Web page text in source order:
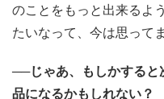
のことをもっと出来るよ
たいなって、今は思ってま
──じゃあ、もしかすると
品になるかもしれない？